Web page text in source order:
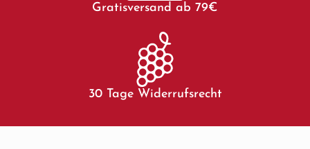
Gratisversand ab 79€
30 Tage Widerrufsrecht